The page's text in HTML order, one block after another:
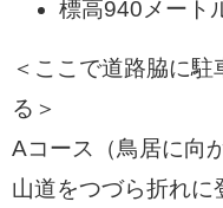
標高940メート
＜ここで道路脇に
る＞
Aコース（鳥居に向
山道をつづら折れに